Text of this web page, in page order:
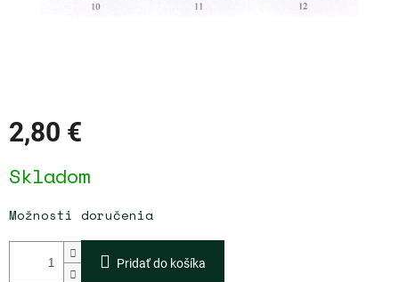
2,80 €
cena:
Skladom
Možnosti doručenia
Pridať do košíka